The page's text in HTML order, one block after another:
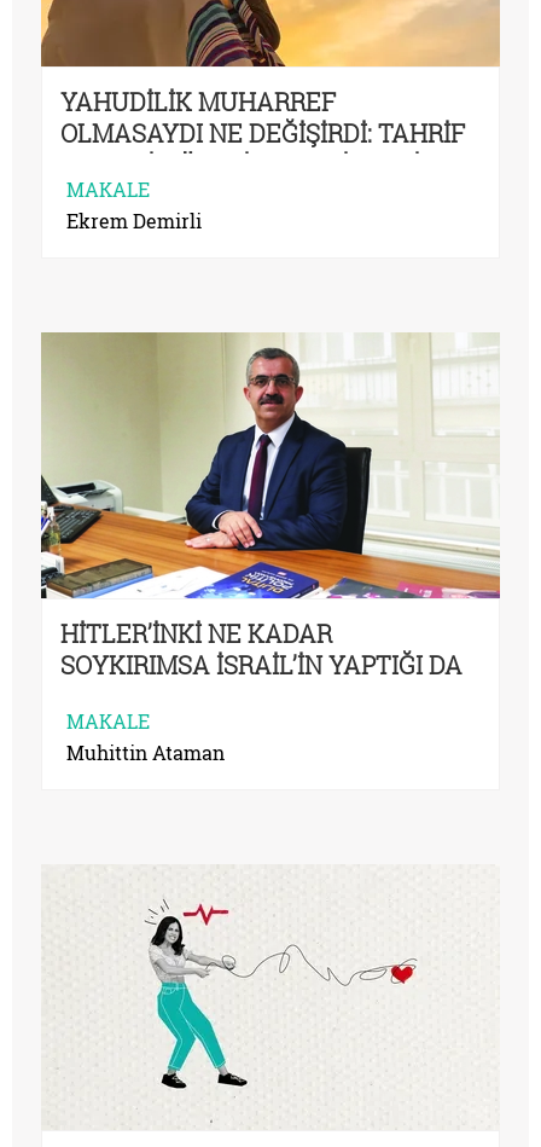
YAHUDİLİK MUHARREF
OLMASAYDI NE DEĞİŞİRDİ: TAHRİF
VE NESİH ÜZERİNDEN DİNLERİ
DÜŞÜNMEK
MAKALE
Ekrem Demirli
HİTLER’İNKİ NE KADAR
SOYKIRIMSA İSRAİL’İN YAPTIĞI DA
MAKALE
Muhittin Ataman